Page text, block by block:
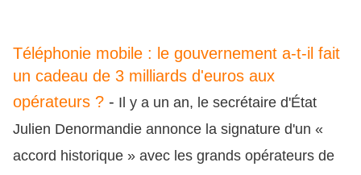
Téléphonie mobile : le gouvernement a-t-il fait
un cadeau de 3 milliards d'euros aux
opérateurs ? - Il y a un an, le secrétaire d'État
Julien Denormandie annonce la signature d'un «
accord historique » avec les grands opérateurs de